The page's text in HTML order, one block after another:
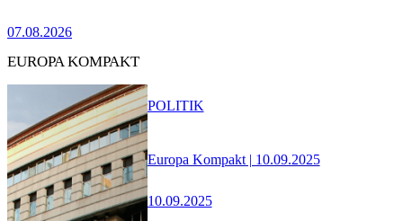
07.08.2026
EUROPA KOMPAKT
Europa Kompakt | 10.09.2025
10.09.2025
POLITIK